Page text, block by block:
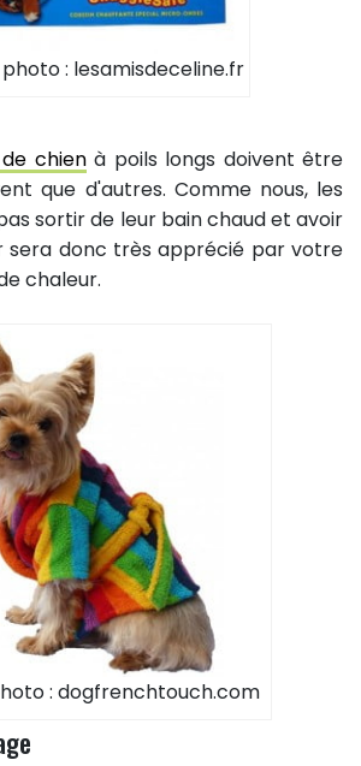
: lesamisdeceline.fr
chienà poils longs doivent être
que d'autres. Comme nous, les
sortir de leur bain chaud et avoir
sera donc très apprécié par votre
chaleur.
: dogfrenchtouch.com